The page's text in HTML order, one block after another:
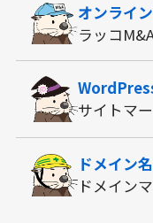
オンライ
ラッコ
サイトマ
ドメイン
ドメイン